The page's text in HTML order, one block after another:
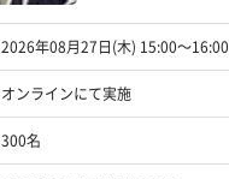
2026年08月27日(木) 15:00〜16:00
オンラインにて実施
300名